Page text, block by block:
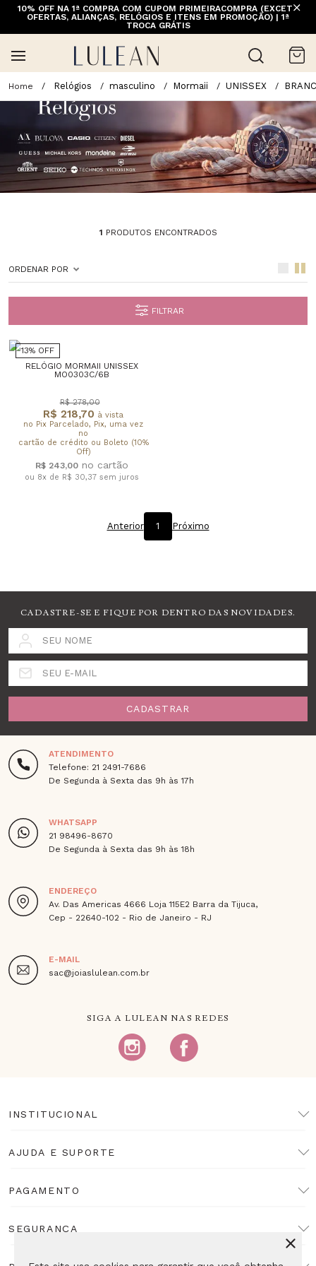
10% OFF NA 1ª COMPRA COM CUPOM PRIMEIRACOMPRA (EXCETO
OFERTAS, ALIANÇAS, RELÓGIOS E ITENS EM PROMOÇÃO) | 1ª
TROCA GRÁTIS
Relógios masculino Mormaii UNISSEX
1 PRODUTOS ENCONTRADOS
ORDENAR POR
FILTRAR
13% OFF
RELÓGIO MORMAII UNISSEX
MO0303C/6B
R$ 218,70 à vista
no Pix Parcelado, Pix, uma vez
no
cartão de crédito ou Boleto (10%
Off)
R$ 278,00
R$ 243,00
ou 8x de R$ 30,37 sem juros
Anterior 1 Próximo
CADASTRE-SE E FIQUE POR DENTRO DAS NOVIDADES.
SEU NOME
SEU E-MAIL
CADASTRAR
ATENDIMENTO
Telefone: 21 2491-7686
De Segunda à Sexta das 9h às 17h
WHATSAPP
21 98496-8670
De Segunda à Sexta das 9h às 18h
ENDEREÇO
Av. Das Americas 4666 Loja 115E2 Barra da Tijuca,
Cep - 22640-102 - Rio de Janeiro - RJ
E-MAIL
sac@joiaslulean.com.br
SIGA A LULEAN NAS REDES
INSTITUCIONAL
AJUDA E SUPORTE
PAGAMENTO
SEGURANÇA